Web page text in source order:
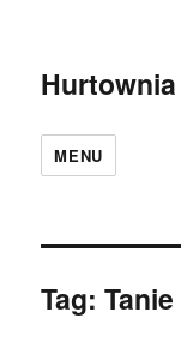
MENU
Tag: